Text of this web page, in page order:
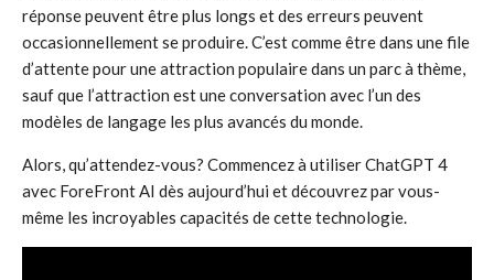
réponse peuvent être plus longs et des erreurs peuvent
occasionnellement se produire. C’est comme être dans une file
d’attente pour une attraction populaire dans un parc à thème,
sauf que l’attraction est une conversation avec l’un des
modèles de langage les plus avancés du monde.
Alors, qu’attendez-vous? Commencez à utiliser ChatGPT 4
avec ForeFront AI dès aujourd’hui et découvrez par vous-
même les incroyables capacités de cette technologie.